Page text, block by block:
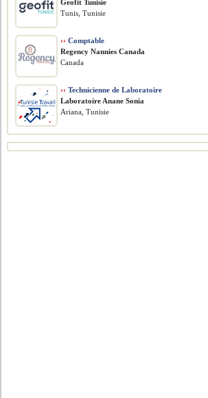
Geofit Tunisie
Tunis, Tunisie
›› Comptable
Regency Nannies Canada
Canada
›› Technicienne de Laboratoire
Laboratoire Anane Sonia
Ariana, Tunisie